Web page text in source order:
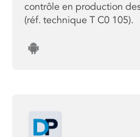
contrôle en production
(réf. technique T C0 105).